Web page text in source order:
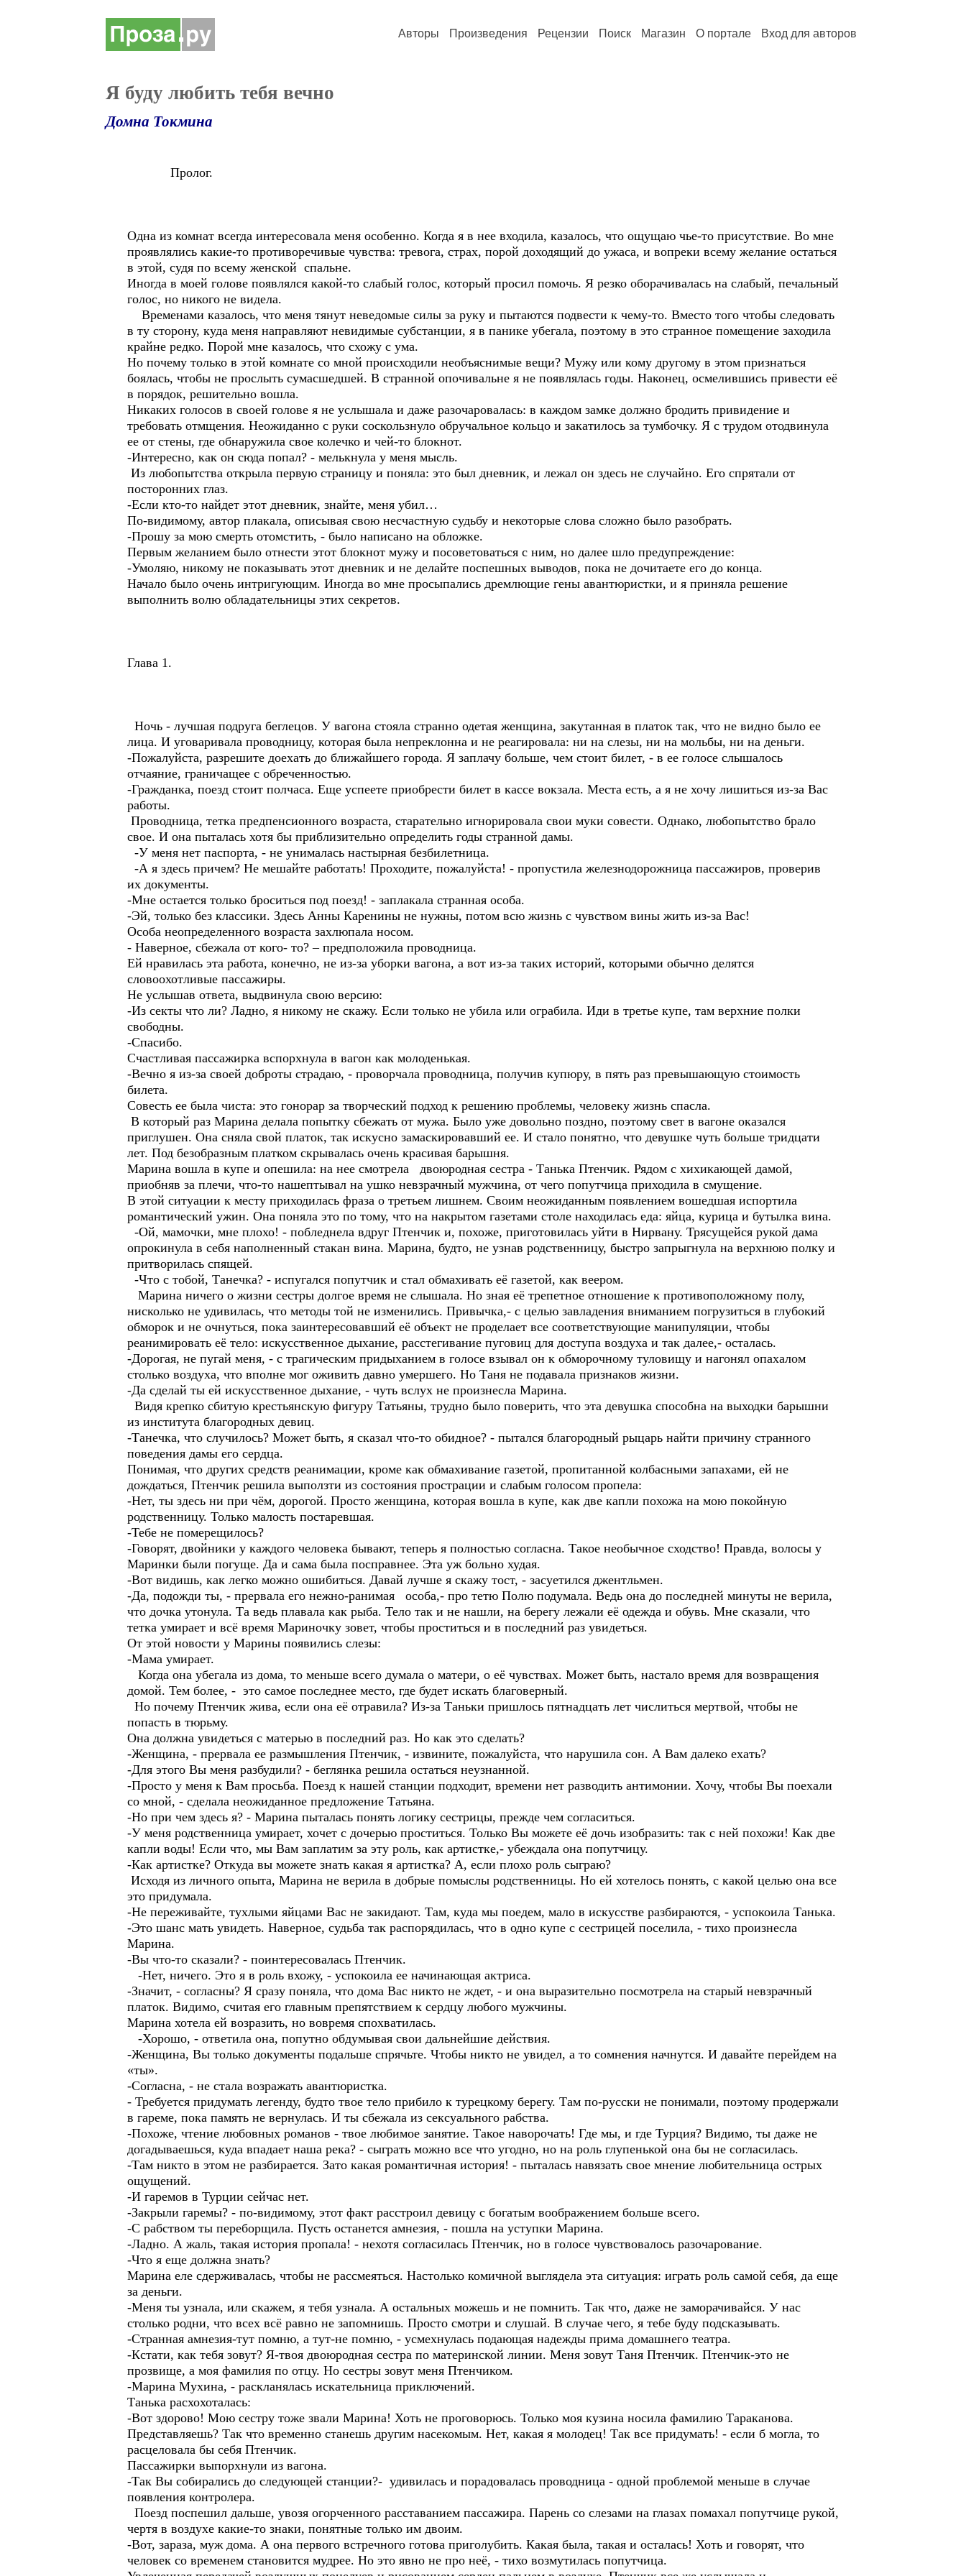
Авторы Произведения Рецензии Поиск Магазин О портале Вход для авторов
Я буду любить тебя вечно
Домна Токмина
Пролог.
Одна из комнат всегда интересовала меня особенно. Когда я в нее входила, казалось, что ощущаю чье-то присутствие. Во мне
проявлялись какие-то противоречивые чувства: тревога, страх, порой доходящий до ужаса, и вопреки всему желание остаться
в этой, судя по всему женской спальне.
Иногда в моей голове появлялся какой-то слабый голос, который просил помочь. Я резко оборачивалась на слабый, печальный
голос, но никого не видела.
Временами казалось, что меня тянут неведомые силы за руку и пытаются подвести к чему-то. Вместо того чтобы следовать
в ту сторону, куда меня направляют невидимые субстанции, я в панике убегала, поэтому в это странное помещение заходила
крайне редко. Порой мне казалось, что схожу с ума.
Но почему только в этой комнате со мной происходили необъяснимые вещи? Мужу или кому другому в этом признаться
боялась, чтобы не прослыть сумасшедшей. В странной опочивальне я не появлялась годы. Наконец, осмелившись привести её
в порядок, решительно вошла.
Никаких голосов в своей голове я не услышала и даже разочаровалась: в каждом замке должно бродить привидение и
требовать отмщения. Неожиданно с руки соскользнуло обручальное кольцо и закатилось за тумбочку. Я с трудом отодвинула
ее от стены, где обнаружила свое колечко и чей-то блокнот.
-Интересно, как он сюда попал? - мелькнула у меня мысль.
Из любопытства открыла первую страницу и поняла: это был дневник, и лежал он здесь не случайно. Его спрятали от
посторонних глаз.
-Если кто-то найдет этот дневник, знайте, меня убил…
По-видимому, автор плакала, описывая свою несчастную судьбу и некоторые слова сложно было разобрать.
-Прошу за мою смерть отомстить, - было написано на обложке.
Первым желанием было отнести этот блокнот мужу и посоветоваться с ним, но далее шло предупреждение:
-Умоляю, никому не показывать этот дневник и не делайте поспешных выводов, пока не дочитаете его до конца.
Начало было очень интригующим. Иногда во мне просыпались дремлющие гены авантюристки, и я приняла решение
выполнить волю обладательницы этих секретов.
Глава 1.
Ночь - лучшая подруга беглецов. У вагона стояла странно одетая женщина, закутанная в платок так, что не видно было ее
лица. И уговаривала проводницу, которая была непреклонна и не реагировала: ни на слезы, ни на мольбы, ни на деньги.
-Пожалуйста, разрешите доехать до ближайшего города. Я заплачу больше, чем стоит билет, - в ее голосе слышалось
отчаяние, граничащее с обреченностью.
-Гражданка, поезд стоит полчаса. Еще успеете приобрести билет в кассе вокзала. Места есть, а я не хочу лишиться из-за Вас
работы.
Проводница, тетка предпенсионного возраста, старательно игнорировала свои муки совести. Однако, любопытство брало
свое. И она пыталась хотя бы приблизительно определить годы странной дамы.
-У меня нет паспорта, - не унималась настырная безбилетница.
-А я здесь причем? Не мешайте работать! Проходите, пожалуйста! - пропустила железнодорожница пассажиров, проверив
их документы.
-Мне остается только броситься под поезд! - заплакала странная особа.
-Эй, только без классики. Здесь Анны Каренины не нужны, потом всю жизнь с чувством вины жить из-за Вас!
Особа неопределенного возраста захлюпала носом.
- Наверное, сбежала от кого- то? – предположила проводница.
Ей нравилась эта работа, конечно, не из-за уборки вагона, а вот из-за таких историй, которыми обычно делятся
словоохотливые пассажиры.
Не услышав ответа, выдвинула свою версию:
-Из секты что ли? Ладно, я никому не скажу. Если только не убила или ограбила. Иди в третье купе, там верхние полки
свободны.
-Спасибо.
Счастливая пассажирка вспорхнула в вагон как молоденькая.
-Вечно я из-за своей доброты страдаю, - проворчала проводница, получив купюру, в пять раз превышающую стоимость
билета.
Совесть ее была чиста: это гонорар за творческий подход к решению проблемы, человеку жизнь спасла.
В который раз Марина делала попытку сбежать от мужа. Было уже довольно поздно, поэтому свет в вагоне оказался
приглушен. Она сняла свой платок, так искусно замаскировавший ее. И стало понятно, что девушке чуть больше тридцати
лет. Под безобразным платком скрывалась очень красивая барышня.
Марина вошла в купе и опешила: на нее смотрела двоюродная сестра - Танька Птенчик. Рядом с хихикающей дамой,
приобняв за плечи, что-то нашептывал на ушко невзрачный мужчина, от чего попутчица приходила в смущение.
В этой ситуации к месту приходилась фраза о третьем лишнем. Своим неожиданным появлением вошедшая испортила
романтический ужин. Она поняла это по тому, что на накрытом газетами столе находилась еда: яйца, курица и бутылка вина.
-Ой, мамочки, мне плохо! - побледнела вдруг Птенчик и, похоже, приготовилась уйти в Нирвану. Трясущейся рукой дама
опрокинула в себя наполненный стакан вина. Марина, будто, не узнав родственницу, быстро запрыгнула на верхнюю полку и
притворилась спящей.
-Что с тобой, Танечка? - испугался попутчик и стал обмахивать её газетой, как веером.
Марина ничего о жизни сестры долгое время не слышала. Но зная её трепетное отношение к противоположному полу,
нисколько не удивилась, что методы той не изменились. Привычка,- с целью завладения вниманием погрузиться в глубокий
обморок и не очнуться, пока заинтересовавший её объект не проделает все соответствующие манипуляции, чтобы
реанимировать её тело: искусственное дыхание, расстегивание пуговиц для доступа воздуха и так далее,- осталась.
-Дорогая, не пугай меня, - с трагическим придыханием в голосе взывал он к обморочному туловищу и нагонял опахалом
столько воздуха, что вполне мог оживить давно умершего. Но Таня не подавала признаков жизни.
-Да сделай ты ей искусственное дыхание, - чуть вслух не произнесла Марина.
Видя крепко сбитую крестьянскую фигуру Татьяны, трудно было поверить, что эта девушка способна на выходки барышни
из института благородных девиц.
-Танечка, что случилось? Может быть, я сказал что-то обидное? - пытался благородный рыцарь найти причину странного
поведения дамы его сердца.
Понимая, что других средств реанимации, кроме как обмахивание газетой, пропитанной колбасными запахами, ей не
дождаться, Птенчик решила выползти из состояния прострации и слабым голосом пропела:
-Нет, ты здесь ни при чём, дорогой. Просто женщина, которая вошла в купе, как две капли похожа на мою покойную
родственницу. Только малость постаревшая.
-Тебе не померещилось?
-Говорят, двойники у каждого человека бывают, теперь я полностью согласна. Такое необычное сходство! Правда, волосы у
Маринки были погуще. Да и сама была посправнее. Эта уж больно худая.
-Вот видишь, как легко можно ошибиться. Давай лучше я скажу тост, - засуетился джентльмен.
-Да, подожди ты, - прервала его нежно-ранимая особа,- про тетю Полю подумала. Ведь она до последней минуты не верила,
что дочка утонула. Та ведь плавала как рыба. Тело так и не нашли, на берегу лежали её одежда и обувь. Мне сказали, что
тетка умирает и всё время Мариночку зовет, чтобы проститься и в последний раз увидеться.
От этой новости у Марины появились слезы:
-Мама умирает.
Когда она убегала из дома, то меньше всего думала о матери, о её чувствах. Может быть, настало время для возвращения
домой. Тем более, - это самое последнее место, где будет искать благоверный.
Но почему Птенчик жива, если она её отравила? Из-за Таньки пришлось пятнадцать лет числиться мертвой, чтобы не
попасть в тюрьму.
Она должна увидеться с матерью в последний раз. Но как это сделать?
-Женщина, - прервала ее размышления Птенчик, - извините, пожалуйста, что нарушила сон. А Вам далеко ехать?
-Для этого Вы меня разбудили? - беглянка решила остаться неузнанной.
-Просто у меня к Вам просьба. Поезд к нашей станции подходит, времени нет разводить антимонии. Хочу, чтобы Вы поехали
со мной, - сделала неожиданное предложение Татьяна.
-Но при чем здесь я? - Марина пыталась понять логику сестрицы, прежде чем согласиться.
-У меня родственница умирает, хочет с дочерью проститься. Только Вы можете её дочь изобразить: так с ней похожи! Как две
капли воды! Если что, мы Вам заплатим за эту роль, как артистке,- убеждала она попутчицу.
-Как артистке? Откуда вы можете знать какая я артистка? А, если плохо роль сыграю?
Исходя из личного опыта, Марина не верила в добрые помыслы родственницы. Но ей хотелось понять, с какой целью она все
это придумала.
-Не переживайте, тухлыми яйцами Вас не закидают. Там, куда мы поедем, мало в искусстве разбираются, - успокоила Танька.
-Это шанс мать увидеть. Наверное, судьба так распорядилась, что в одно купе с сестрицей поселила, - тихо произнесла
Марина.
-Вы что-то сказали? - поинтересовалась Птенчик.
-Нет, ничего. Это я в роль вхожу, - успокоила ее начинающая актриса.
-Значит, - согласны? Я сразу поняла, что дома Вас никто не ждет, - и она выразительно посмотрела на старый невзрачный
платок. Видимо, считая его главным препятствием к сердцу любого мужчины.
Марина хотела ей возразить, но вовремя спохватилась.
-Хорошо, - ответила она, попутно обдумывая свои дальнейшие действия.
-Женщина, Вы только документы подальше спрячьте. Чтобы никто не увидел, а то сомнения начнутся. И давайте перейдем на
«ты».
-Согласна, - не стала возражать авантюристка.
- Требуется придумать легенду, будто твое тело прибило к турецкому берегу. Там по-русски не понимали, поэтому продержали
в гареме, пока память не вернулась. И ты сбежала из сексуального рабства.
-Похоже, чтение любовных романов - твое любимое занятие. Такое наворочать! Где мы, и где Турция? Видимо, ты даже не
догадываешься, куда впадает наша река? - сыграть можно все что угодно, но на роль глупенькой она бы не согласилась.
-Там никто в этом не разбирается. Зато какая романтичная история! - пыталась навязать свое мнение любительница острых
ощущений.
-И гаремов в Турции сейчас нет.
-Закрыли гаремы? - по-видимому, этот факт расстроил девицу с богатым воображением больше всего.
-С рабством ты переборщила. Пусть останется амнезия, - пошла на уступки Марина.
-Ладно. А жаль, такая история пропала! - нехотя согласилась Птенчик, но в голосе чувствовалось разочарование.
-Что я еще должна знать?
Марина еле сдерживалась, чтобы не рассмеяться. Настолько комичной выглядела эта ситуация: играть роль самой себя, да еще
за деньги.
-Меня ты узнала, или скажем, я тебя узнала. А остальных можешь и не помнить. Так что, даже не заморачивайся. У нас
столько родни, что всех всё равно не запомнишь. Просто смотри и слушай. В случае чего, я тебе буду подсказывать.
-Странная амнезия-тут помню, а тут-не помню, - усмехнулась подающая надежды прима домашнего театра.
-Кстати, как тебя зовут? Я-твоя двоюродная сестра по материнской линии. Меня зовут Таня Птенчик. Птенчик-это не
прозвище, а моя фамилия по отцу. Но сестры зовут меня Птенчиком.
-Марина Мухина, - раскланялась искательница приключений.
Танька расхохоталась:
-Вот здорово! Мою сестру тоже звали Марина! Хоть не проговорюсь. Только моя кузина носила фамилию Тараканова.
Представляешь? Так что временно станешь другим насекомым. Нет, какая я молодец! Так все придумать! - если б могла, то
расцеловала бы себя Птенчик.
Пассажирки выпорхнули из вагона.
-Так Вы собирались до следующей станции?- удивилась и порадовалась проводница - одной проблемой меньше в случае
появления контролера.
Поезд поспешил дальше, увозя огорченного расставанием пассажира. Парень со слезами на глазах помахал попутчице рукой,
чертя в воздухе какие-то знаки, понятные только им двоим.
-Вот, зараза, муж дома. А она первого встречного готова приголубить. Какая была, такая и осталась! Хоть и говорят, что
человек со временем становится мудрее. Но это явно не про неё, - тихо возмутилась попутчица.